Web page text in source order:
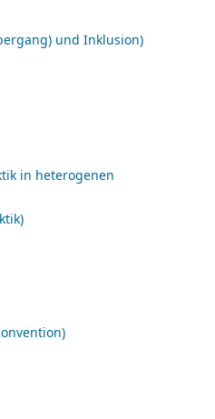
und Inklusion)
in heterogenen